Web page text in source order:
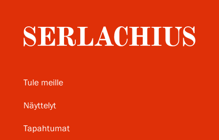
Tule meille
Näyttelyt
Tapahtumat